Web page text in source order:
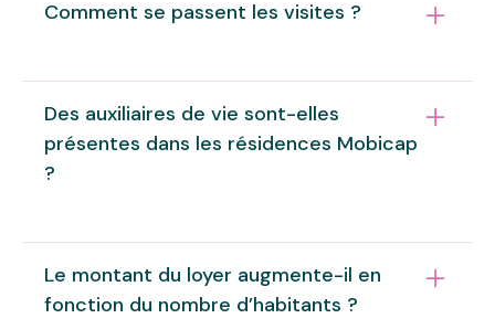
Comment se passent les visites ?
Vous êtes chez vous !
Des auxiliaires de vie sont-elles
présentes dans les résidences Mobicap
?
le confort et la sécurité des locataires. Dans
toutes nos résidences, des auxiliaires de vie sont
Le montant du loyer augmente-il en
fonction du nombre d’habitants ?